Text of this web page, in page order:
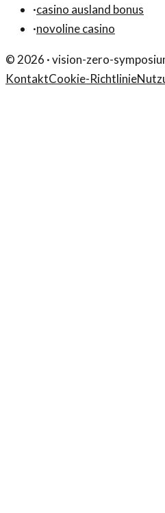
·casino ausland bonus
·novoline casino
© 2026 ·vision-zero-
KontaktCookie-Richtlinie